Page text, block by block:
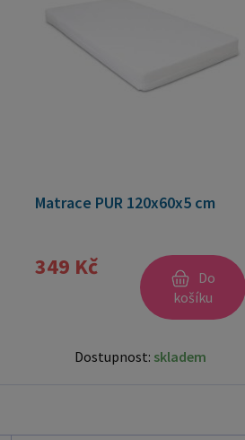
Matrace PUR 120x60x5 cm
349 Kč
Do
košíku
Dostupnost: skladem